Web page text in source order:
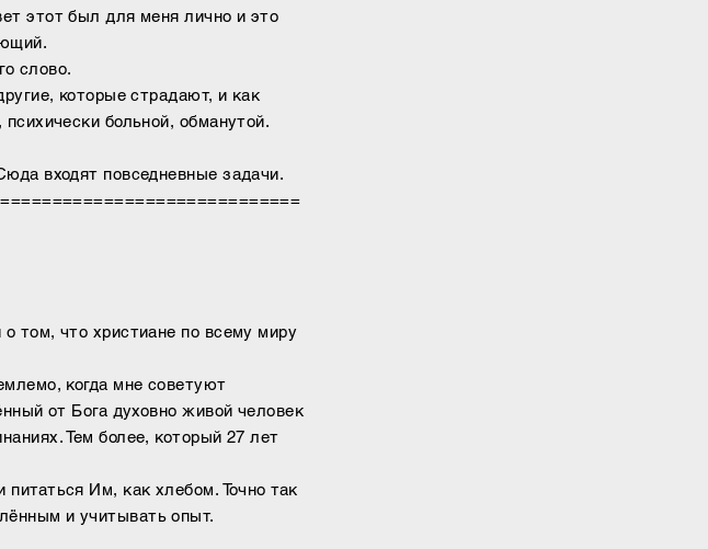
этот был для меня лично и это
слово.
которые страдают, и как
больной, обманутой.
входят повседневные задачи.
том, что христиане по всему миру
когда мне советуют
от Бога духовно живой человек
Тем более, который 27 лет
Им, как хлебом. Точно так
и учитывать опыт.